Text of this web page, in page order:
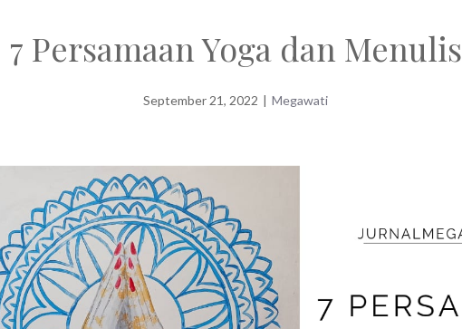
7 Persamaan Yoga dan Menulis
September 21, 2022 | Megawati